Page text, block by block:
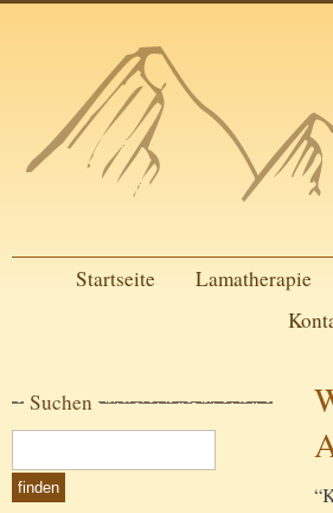
Startseite Lamatherapie
Suchen